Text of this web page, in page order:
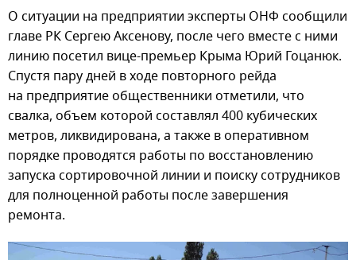
О ситуации на предприятии эксперты ОНФ сообщили
главе РК Сергею Аксенову, после чего вместе с ними
линию посетил вице-премьер Крыма Юрий Гоцанюк.
Спустя пару дней в ходе повторного рейда
на предприятие общественники отметили, что
свалка, объем которой составлял 400 кубических
метров, ликвидирована, а также в оперативном
порядке проводятся работы по восстановлению
запуска сортировочной линии и поиску сотрудников
для полноценной работы после завершения
ремонта.